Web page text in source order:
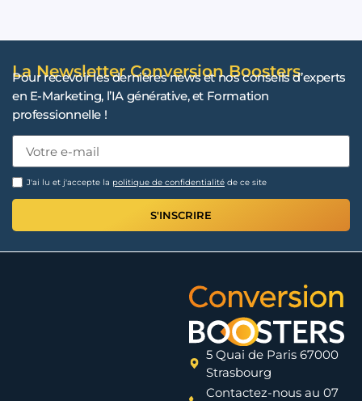
La Newsletter Conversion Boosters
Pour recevoir les dernières news et nos conseils d’experts
en E-Marketing, l’IA générative, et Formation
professionnelle !
J'ai lu et j'accepte la politique de confidentialité de ce site
S'INSCRIRE
5 Quai de Paris 67000
Strasbourg
Contactez-nous au 07